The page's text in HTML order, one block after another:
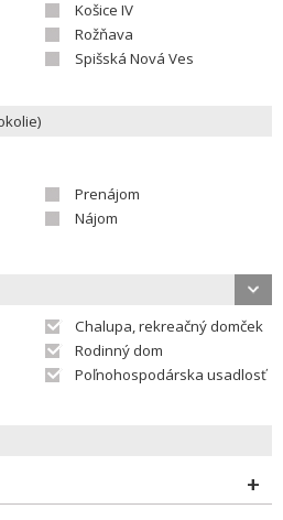
Košice IV
Rožňava
Spišská Nová Ves
Prenájom
Nájom
Chalupa, rekreačný domček
Rodinný dom
Poľnohospodárska usadlosť